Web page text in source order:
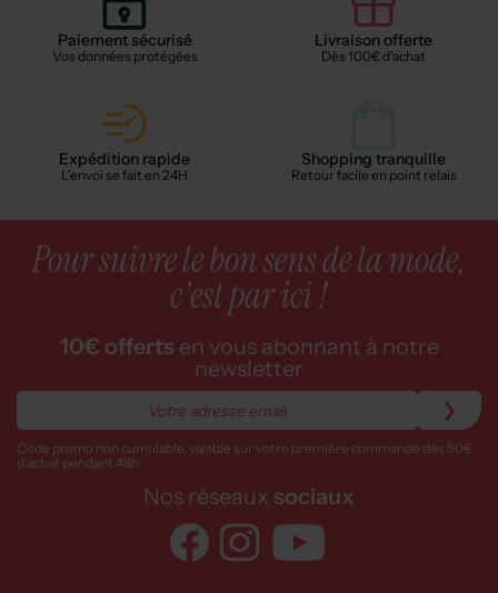
Paiement sécurisé
Vos données protégées
Livraison offerte
Dès 100€ d'achat
Expédition rapide
L'envoi se fait en 24H
Shopping tranquille
Retour facile en point relais
Pour suivre le bon sens de la mode,
c'est par ici !
10€ offerts en vous abonnant à notre
newsletter
Code promo non cumulable, valable sur votre première commande dès 50€
d’achat pendant 48h
Nos réseaux sociaux